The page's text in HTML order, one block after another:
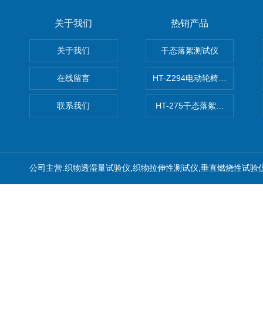
关于我们
关于我们
在线留言
联系我们
热销产品
干态落絮测试仪
HT-Z294电动轮椅车耗电量测
HT-275干态落絮测试仪
公司主营:织物透湿量试验仪,织物拉伸性测试仪,垂直燃烧性试验